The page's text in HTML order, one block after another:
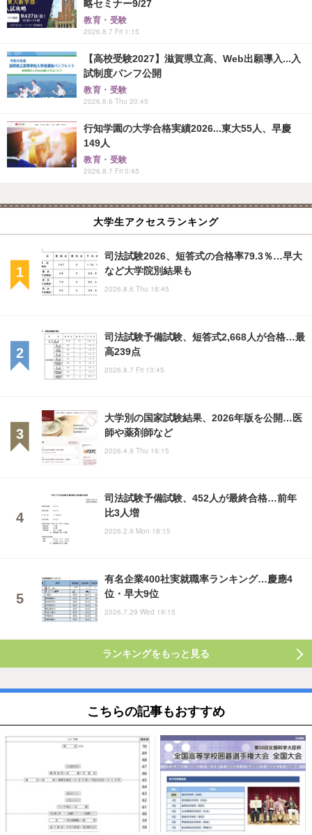
略セミナー9/27
教育・受験
2026.8.7 Fri 1:15
【高校受験2027】滋賀県立高、Web出願導入...入
試制度パンフ公開
教育・受験
2026.8.6 Thu 20:45
行知学園の大学合格実績2026...東大55人、早慶
149人
教育・受験
2026.8.7 Fri 0:45
大学生アクセスランキング
司法試験2026、短答式の合格率79.3％…早大
など大学院別結果も
2026.8.6 Thu 18:45
司法試験予備試験、短答式2,668人が合格…最
高239点
2026.8.7 Fri 13:45
大学別の国家試験結果、2026年版を公開…医
師や薬剤師など
2026.4.9 Thu 16:15
司法試験予備試験、452人が最終合格…前年
比3人増
2026.2.9 Mon 18:15
有名企業400社実就職率ランキング…慶應4
位・早大9位
2026.7.29 Wed 19:15
ランキングをもっと見る
こちらの記事もおすすめ